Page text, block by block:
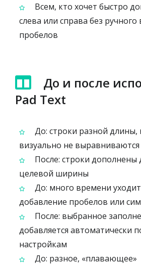
Всем, кто хочет быстро
слева или справа без ручного
пробелов
До и после
Pad Text
До: строки разной длины,
визуально не выравниваются
После: строки дополнены
целевой ширины
До: много времени
добавление пробелов или
После: выбранное
добавляется автоматически
настройкам
До: разное, «плавающее»